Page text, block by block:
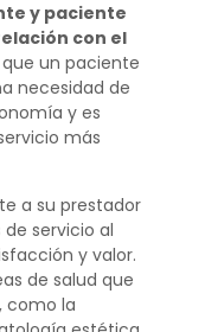
y paciente
con el
un paciente
necesidad de
y es
más
a su prestador
servicio al
y valor.
de salud que
como la